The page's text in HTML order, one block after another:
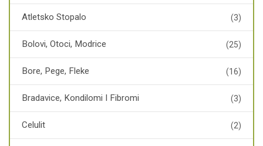
Atletsko Stopalo (3)
Bolovi, Otoci, Modrice (25)
Bore, Pege, Fleke (16)
Bradavice, Kondilomi I Fibromi (3)
Celulit (2)